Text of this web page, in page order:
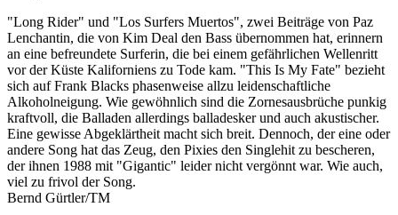
"Long Rider" und "Los Surfers Muertos", zwei Beiträge von Paz
Lenchantin, die von Kim Deal den Bass übernommen hat, erinnern
an eine befreundete Surferin, die bei einem gefährlichen Wellenritt
vor der Küste Kaliforniens zu Tode kam. "This Is My Fate" bezieht
sich auf Frank Blacks phasenweise allzu leidenschaftliche
Alkoholneigung. Wie gewöhnlich sind die Zornesausbrüche punkig
kraftvoll, die Balladen allerdings balladesker und auch akustischer.
Eine gewisse Abgeklärtheit macht sich breit. Dennoch, der eine oder
andere Song hat das Zeug, den Pixies den Singlehit zu bescheren,
der ihnen 1988 mit "Gigantic" leider nicht vergönnt war. Wie auch,
viel zu frivol der Song.
Bernd Gürtler/TM